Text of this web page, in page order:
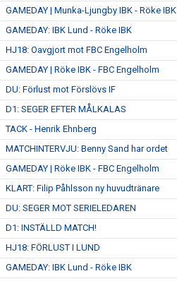
GAMEDAY | Munka-Ljungby IBK - Röke IBK
GAMEDAY: IBK Lund - Röke IBK
HJ18: Oavgjort mot FBC Engelholm
GAMEDAY | Röke IBK - FBC Engelholm
DU: Förlust mot Förslövs IF
D1: SEGER EFTER MÅLKALAS
TACK - Henrik Ehnberg
MATCHINTERVJU: Benny Sand har ordet
GAMEDAY | Röke IBK - FBC Engelholm
KLART: Filip Påhlsson ny huvudtränare
DU: SEGER MOT SERIELEDAREN
D1: INSTÄLLD MATCH!
HJ18: FÖRLUST I LUND
GAMEDAY: IBK Lund - Röke IBK